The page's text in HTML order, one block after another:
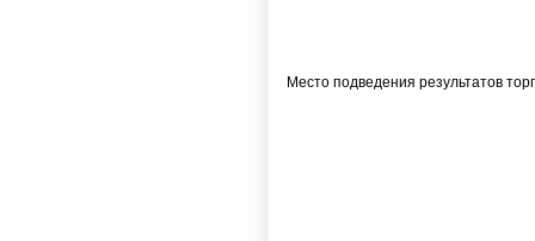
Место подведения результатов